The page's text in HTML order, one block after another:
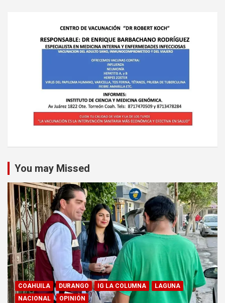
You may Missed
COAHUILA DURANGO IG LA COLUMNA
LAGUNA
NACIONAL
OPINIÓN